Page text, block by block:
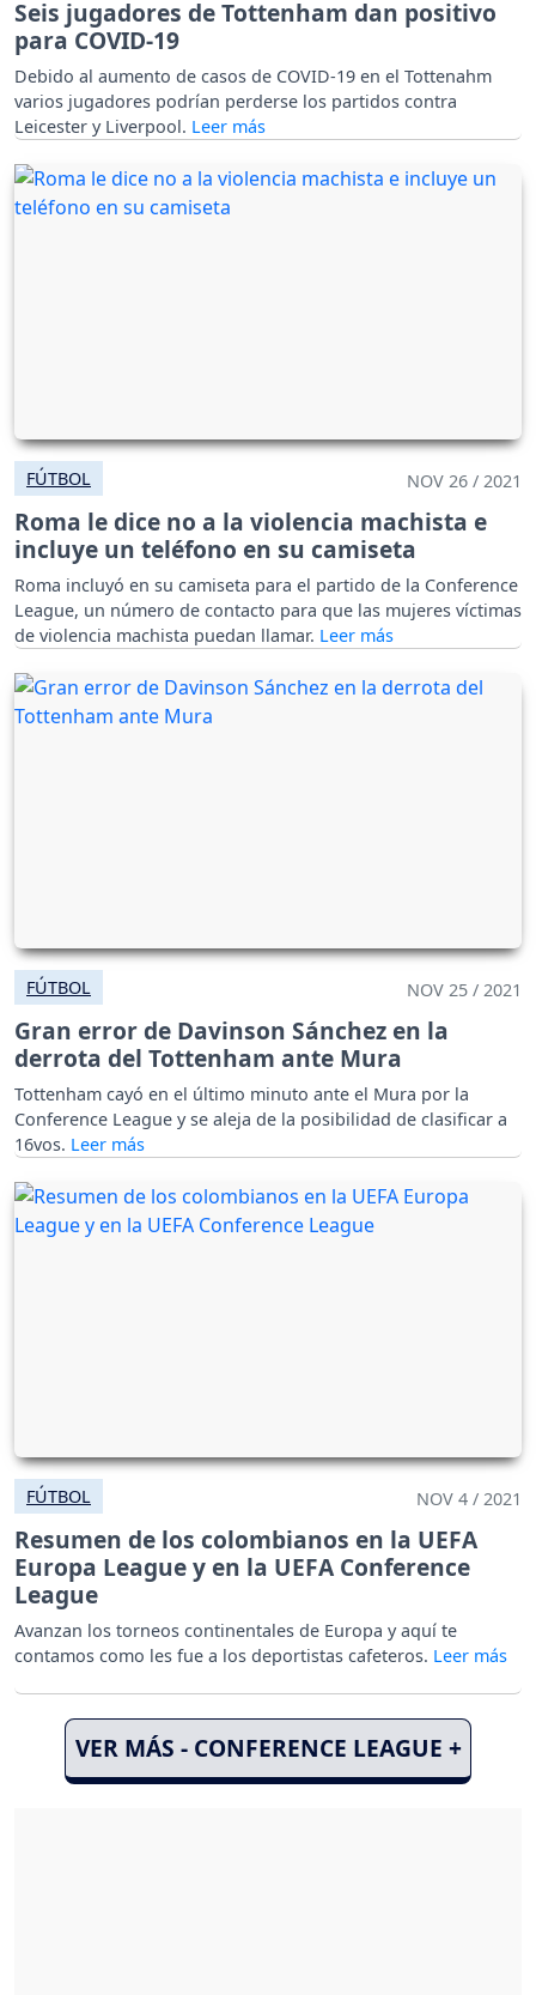
Seis jugadores de Tottenham dan positivo
para COVID-19
Debido al aumento de casos de COVID-19 en el Tottenahm
varios jugadores podrían perderse los partidos contra
Leicester y Liverpool.
FÚTBOL NOV 26 / 2021
Roma le dice no a la violencia machista e
incluye un teléfono en su camiseta
Roma incluyó en su camiseta para el partido de la Conference
League, un número de contacto para que las mujeres víctimas
de violencia machista puedan llamar.
FÚTBOL NOV 25 / 2021
Gran error de Davinson Sánchez en la
derrota del Tottenham ante Mura
Tottenham cayó en el último minuto ante el Mura por la
Conference League y se aleja de la posibilidad de clasificar a
16vos.
FÚTBOL NOV 4 / 2021
Resumen de los colombianos en la UEFA
Europa League y en la UEFA Conference
League
Avanzan los torneos continentales de Europa y aquí te
contamos como les fue a los deportistas cafeteros.
VER MÁS - CONFERENCE LEAGUE +